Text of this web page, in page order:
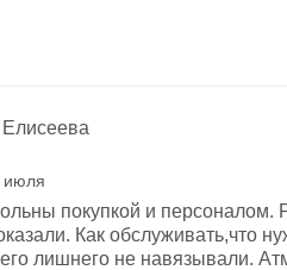
июля
покупкой и персоналом.
Как обслуживать,что
лишнего не навязывали.